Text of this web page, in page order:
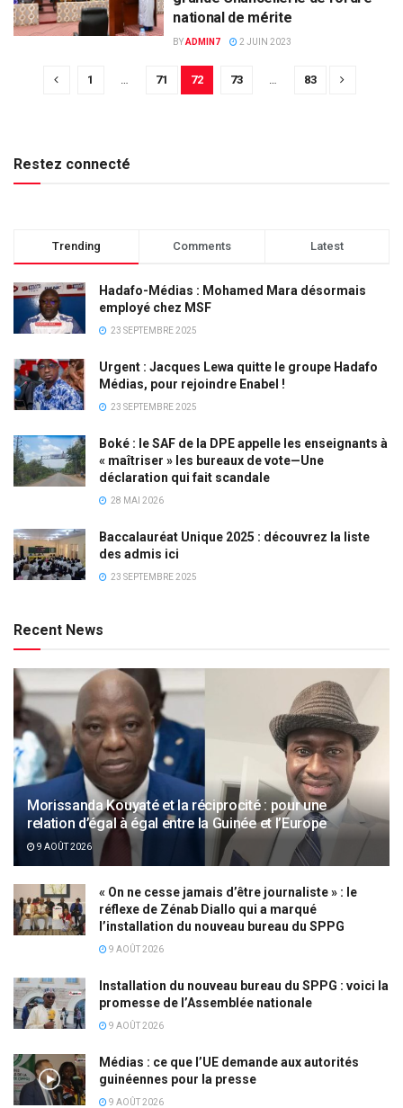
national de mérite
BYADMIN7 2 JUIN 2023
1 71 72 73 83
Restez connecté
Trending Comments Latest
Hadafo-Médias : Mohamed Mara désormais
employé chez MSF
23 SEPTEMBRE 2025
Urgent : Jacques Lewa quitte le groupe Hadafo
Médias, pour rejoindre Enabel !
23 SEPTEMBRE 2025
Boké : le SAF de la DPE appelle les enseignants à
« maîtriser » les bureaux de vote—Une
déclaration qui fait scandale
28 MAI 2026
Baccalauréat Unique 2025 : découvrez la liste
des admis ici
23 SEPTEMBRE 2025
Recent News
Morissanda Kouyaté et la réciprocité : pour une
relation d’égal à égal entre la Guinée et l’Europe
9 AOÛT 2026
« On ne cesse jamais d’être journaliste » : le
réflexe de Zénab Diallo qui a marqué
l’installation du nouveau bureau du SPPG
9 AOÛT 2026
Installation du nouveau bureau du SPPG : voici la
promesse de l’Assemblée nationale
9 AOÛT 2026
Médias : ce que l’UE demande aux autorités
guinéennes pour la presse
9 AOÛT 2026